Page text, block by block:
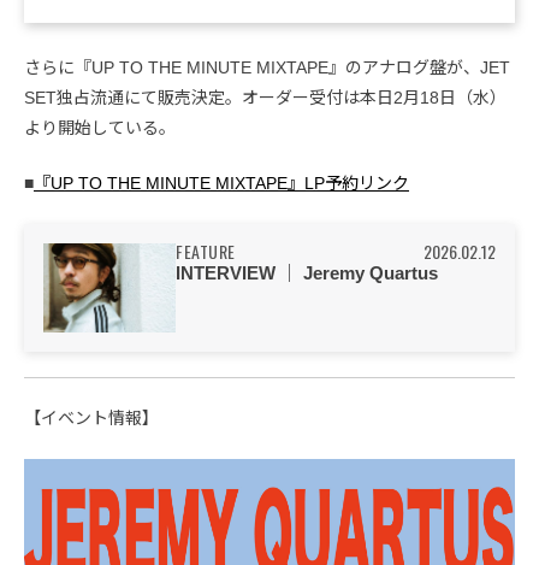
さらに『UP TO THE MINUTE MIXTAPE』のアナログ盤が、JET
SET独占流通にて販売決定。オーダー受付は本日2月18日（水）
より開始している。
■ 『UP TO THE MINUTE MIXTAPE』LP予約リンク
FEATURE 2026.02.12
INTERVIEW ｜ Jeremy Quartus
【イベント情報】